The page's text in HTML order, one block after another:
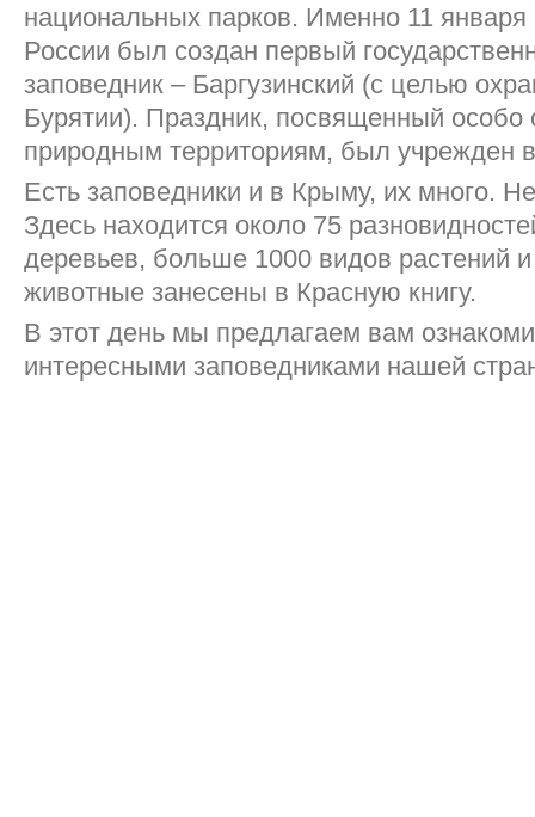
национальных парков. Именно 11 января
России был создан первый
заповедник – Баргузинский (с целью
Бурятии). Праздник, посвященный
природным территориям, был учрежден
Есть заповедники и в Крыму, их много.
Здесь находится около 75
деревьев, больше 1000 видов растений
животные занесены в Красную книгу.
В этот день мы предлагаем вам
интересными заповедниками нашей